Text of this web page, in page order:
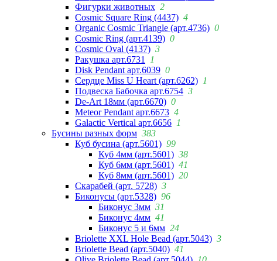
Фигурки животных 2
Cosmic Square Ring (4437) 4
Organic Cosmic Triangle (арт.4736) 0
Cosmic Ring (арт.4139) 0
Cosmic Oval (4137) 3
Ракушка арт.6731
1
Disk Pendant арт.6039 0
Сердце Miss U Heart (арт.6262) 1
Подвеска Бабочка арт.6754 3
De-Art 18мм (арт.6670) 0
Meteor Pendant арт.6673 4
Galactic Vertical арт.6656 1
Бусины разных форм 383
Куб бусина (арт.5601) 99
Куб 4мм (арт.5601) 38
Куб 6мм (арт.5601) 41
Куб 8мм (арт.5601) 20
Скарабей (арт. 5728) 3
Биконусы (арт.5328) 96
Биконус 3мм 31
Биконус 4мм 41
Биконус 5 и 6мм 24
Briolette XXL Hole Bead (арт.5043) 3
Briolette Bead (арт.5040) 41